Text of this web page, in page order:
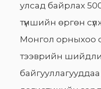
улсад байрлах
түншийн өргөн
Монгол орныхоо
тээврийн